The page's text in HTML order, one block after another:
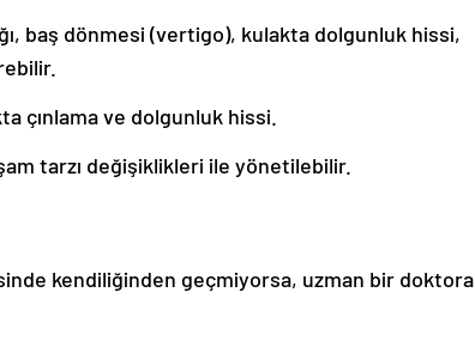
baş dönmesi (vertigo), kulakta dolgunluk hissi,
çınlama ve dolgunluk hissi.
tarzı değişiklikleri ile yönetilebilir.
kendiliğinden geçmiyorsa, uzman bir doktora